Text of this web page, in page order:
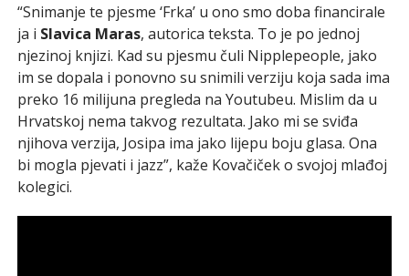
“Snimanje te pjesme ‘Frka’ u ono smo doba financirale
ja i Slavica Maras, autorica teksta. To je po jednoj
njezinoj knjizi. Kad su pjesmu čuli Nipplepeople, jako
im se dopala i ponovno su snimili verziju koja sada ima
preko 16 milijuna pregleda na Youtubeu. Mislim da u
Hrvatskoj nema takvog rezultata. Jako mi se sviđa
njihova verzija, Josipa ima jako lijepu boju glasa. Ona
bi mogla pjevati i jazz”, kaže Kovačiček o svojoj mlađoj
kolegici.